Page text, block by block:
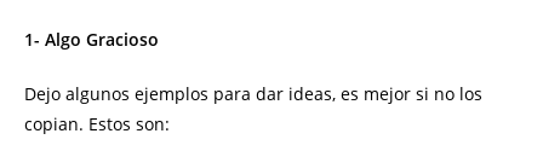
1- Algo Gracioso
Dejo algunos ejemplos para dar ideas, es mejor si no los
copian. Estos son: